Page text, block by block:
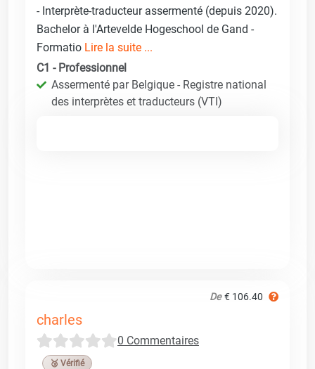
- Interprète-traducteur assermenté (depuis 2020).
Bachelor à l'Artevelde Hogeschool de Gand -
Formatio Lire la suite ...
C1 - Professionnel
Assermenté par Belgique - Registre national
des interprètes et traducteurs (VTI)
De € 106.40
charles
0 Commentaires
🥉 Vérifié